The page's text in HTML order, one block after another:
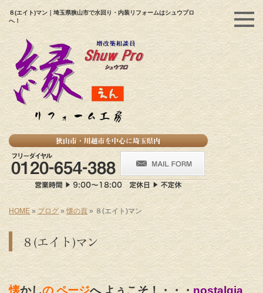
８(エイト)マン｜埼玉県狭山市で水回り・内装リフォームはシュウプロ
へ！
HOME »ブログ » 懐の頁 » ８(エイト)マン
８(エイト)マン
懐かしの ページへ よぅこそ！・・・ nostalgia